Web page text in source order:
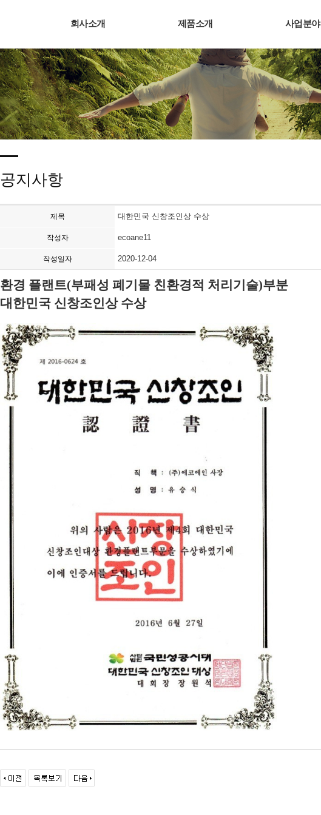
회사소개 제품소개 사업분야
공지사항
제목 대한민국 신창조인상 수상
작성자 ecoane11
작성일자 2020-12-04
환경 플랜트(부패성 폐기물 친환경적 처리기술)부분
대한민국 신창조인상 수상